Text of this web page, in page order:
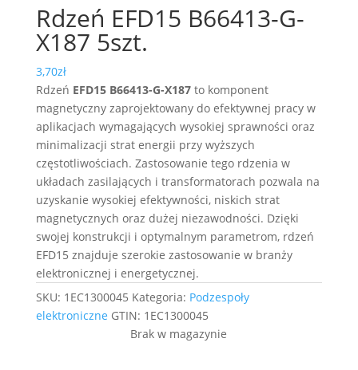
Rdzeń EFD15 B66413-G-
X187 5szt.
3,70zł
Rdzeń EFD15 B66413-G-X187to komponent
magnetyczny zaprojektowany do efektywnej pracy w
aplikacjach wymagających wysokiej sprawności oraz
minimalizacji strat energii przy wyższych
częstotliwościach. Zastosowanie tego rdzenia w
układach zasilających i transformatorach pozwala na
uzyskanie wysokiej efektywności, niskich strat
magnetycznych oraz dużej niezawodności. Dzięki
swojej konstrukcji i optymalnym parametrom, rdzeń
EFD15 znajduje szerokie zastosowanie w branży
elektronicznej i energetycznej.
SKU: 1EC1300045 Kategoria: Podzespoły
elektroniczne GTIN: 1EC1300045
Brak w magazynie